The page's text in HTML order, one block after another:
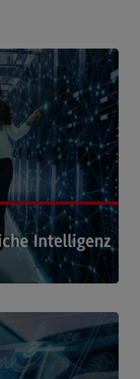
Intelligenz
Schwerpunkt ›